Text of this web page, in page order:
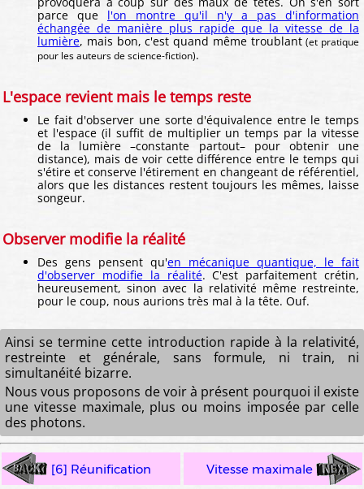
parce que l'on montre qu'il n'y a pas d'information
échangée de manière plus rapide que la vitesse de la
lumière, mais bon, c'est quand même troublant(et pratique
pour les auteurs de science-fiction).
L'espace revient mais le temps reste
Le fait d'observer une sorte d'équivalence entre le temps
et l'espace (il suffit de multiplier un temps par la vitesse
de la lumière –constante partout– pour obtenir une
distance), mais de voir cette différence entre le temps qui
s'étire et conserve l'étirement en changeant de référentiel,
alors que les distances restent toujours les mêmes, laisse
songeur.
Observer modifie la réalité
Des gens pensent qu'en mécanique quantique, le fait
d'observer modifie la réalité. C'est parfaitement crétin,
heureusement, sinon avec la relativité même restreinte,
pour le coup, nous aurions très mal à la tête. Ouf.
Ainsi se termine cette introduction rapide à la relativité,
restreinte et générale, sans formule, ni train, ni
simultanéité bizarre.
Nous vous proposons de voir à présent pourquoi il existe
une vitesse maximale, plus ou moins imposée par celle
des photons.
[6] Réunification Vitesse maximale